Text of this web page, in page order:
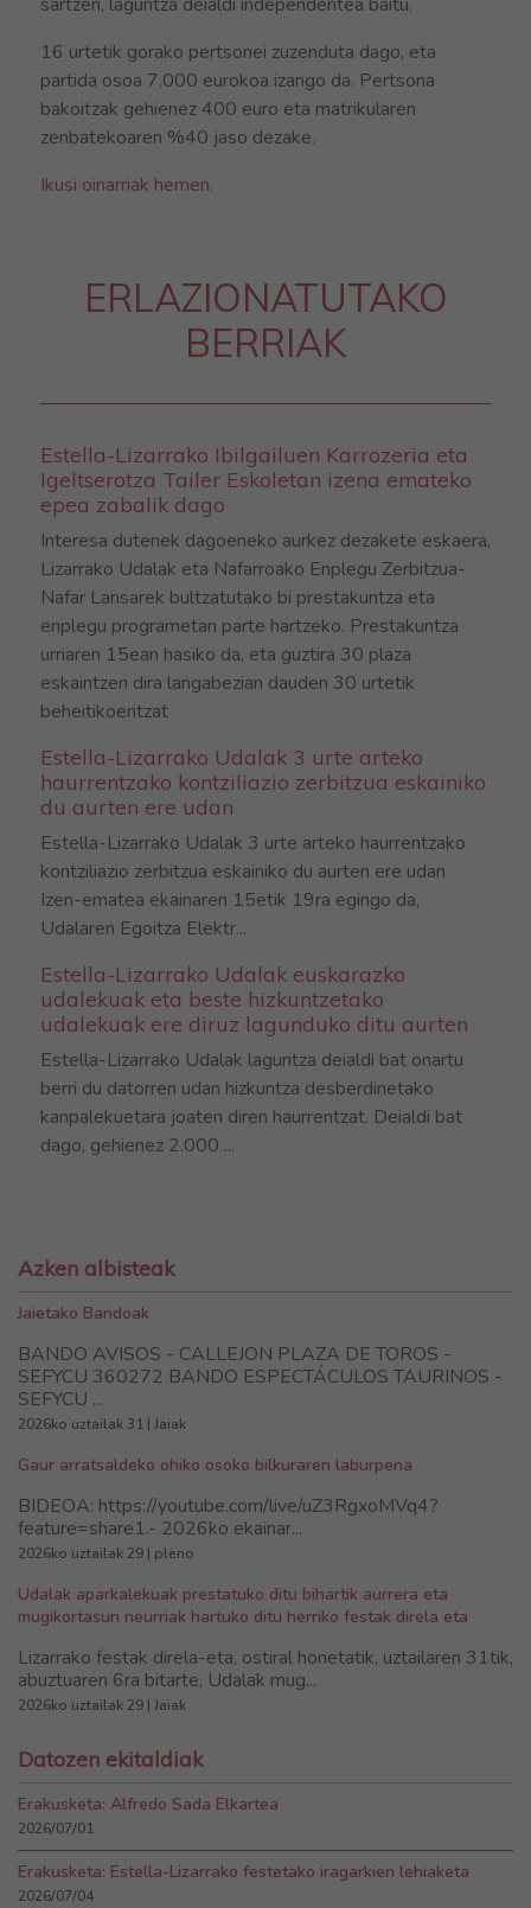
16 urtetik gorako pertsonei zuzenduta dago, eta
partida osoa 7.000 eurokoa izango da. Pertsona
bakoitzak gehienez 400 euro eta matrikularen
zenbatekoaren %40 jaso dezake.
Ikusi oinarriak hemen.
ERLAZIONATUTAKO
BERRIAK
Estella-Lizarrako Ibilgailuen Karrozeria eta
Igeltserotza Tailer Eskoletan izena emateko
epea zabalik dago
Interesa dutenek dagoeneko aurkez dezakete eskaera,
Lizarrako Udalak eta Nafarroako Enplegu Zerbitzua-
Nafar Lansarek bultzatutako bi prestakuntza eta
enplegu programetan parte hartzeko. Prestakuntza
urriaren 15ean hasiko da, eta guztira 30 plaza
eskaintzen dira langabezian dauden 30 urtetik
beheitikoentzat
Estella-Lizarrako Udalak 3 urte arteko
haurrentzako kontziliazio zerbitzua eskainiko
du aurten ere udan
Estella-Lizarrako Udalak 3 urte arteko haurrentzako
kontziliazio zerbitzua eskainiko du aurten ere udan
Izen-ematea ekainaren 15etik 19ra egingo da,
Udalaren Egoitza Elektr...
Estella-Lizarrako Udalak euskarazko
udalekuak eta beste hizkuntzetako
udalekuak ere diruz lagunduko ditu aurten
Estella-Lizarrako Udalak laguntza deialdi bat onartu
berri du datorren udan hizkuntza desberdinetako
kanpalekuetara joaten diren haurrentzat. Deialdi bat
dago, gehienez 2.000 ...
Azken albisteak
Jaietako Bandoak
BANDO AVISOS - CALLEJON PLAZA DE TOROS -
SEFYCU 360272 BANDO ESPECTÁCULOS TAURINOS -
SEFYCU ...
2026ko uztailak 31 | Jaiak
Gaur arratsaldeko ohiko osoko bilkuraren laburpena
BIDEOA: https://youtube.com/live/uZ3RgxoMVq4?
feature=share1.- 2026ko ekainar...
2026ko uztailak 29 | pleno
Udalak aparkalekuak prestatuko ditu bihartik aurrera eta
mugikortasun neurriak hartuko ditu herriko festak direla eta
Lizarrako festak direla-eta, ostiral honetatik, uztailaren 31tik,
abuztuaren 6ra bitarte, Udalak mug...
2026ko uztailak 29 | Jaiak
Datozen ekitaldiak
Erakusketa: Alfredo Sada Elkartea
2026/07/01
Erakusketa: Estella-Lizarrako festetako iragarkien lehiaketa
2026/07/04